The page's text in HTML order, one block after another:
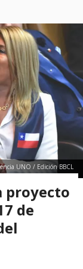
UNO / Edición BBCL
proyecto
de